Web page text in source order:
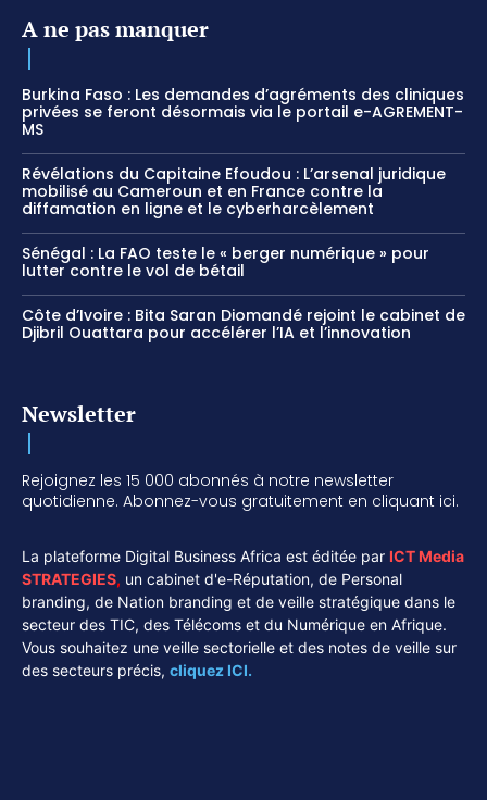
A ne pas manquer
Burkina Faso : Les demandes d’agréments des cliniques
privées se feront désormais via le portail e-AGREMENT-
MS
Révélations du Capitaine Efoudou : L’arsenal juridique
mobilisé au Cameroun et en France contre la
diffamation en ligne et le cyberharcèlement
Sénégal : La FAO teste le « berger numérique » pour
lutter contre le vol de bétail
Côte d’Ivoire : Bita Saran Diomandé rejoint le cabinet de
Djibril Ouattara pour accélérer l’IA et l’innovation
Newsletter
Rejoignez les 15 000 abonnés à notre newsletter
quotidienne. Abonnez-vous gratuitement en cliquant ici.
La plateforme Digital Business Africa est éditée par ICT Media
STRATEGIES, un cabinet d'e-Réputation, de Personal
branding, de Nation branding et de veille stratégique dans le
secteur des TIC, des Télécoms et du Numérique en Afrique.
Vous souhaitez une veille sectorielle et des notes de veille sur
des secteurs précis, cliquez ICI.